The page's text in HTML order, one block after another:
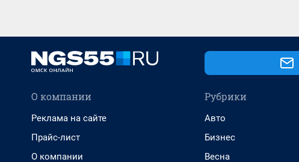
О компании
Реклама на сайте
Прайс-лист
О компании
Рубрики
Авто
Бизнес
Весна